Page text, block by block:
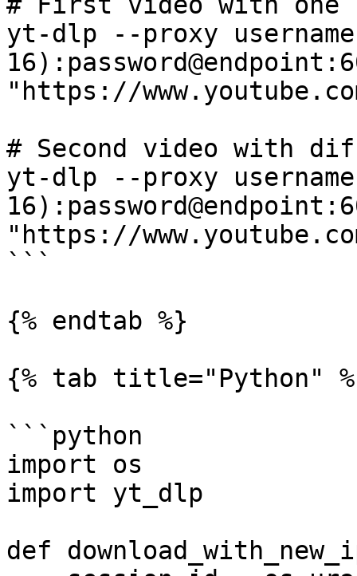
yt-dlp --proxy
"https://
# Second video with
yt-dlp --proxy
"https://
```
{% endtab %}
{% tab title="Python"
```python
import os
import yt_dlp
def